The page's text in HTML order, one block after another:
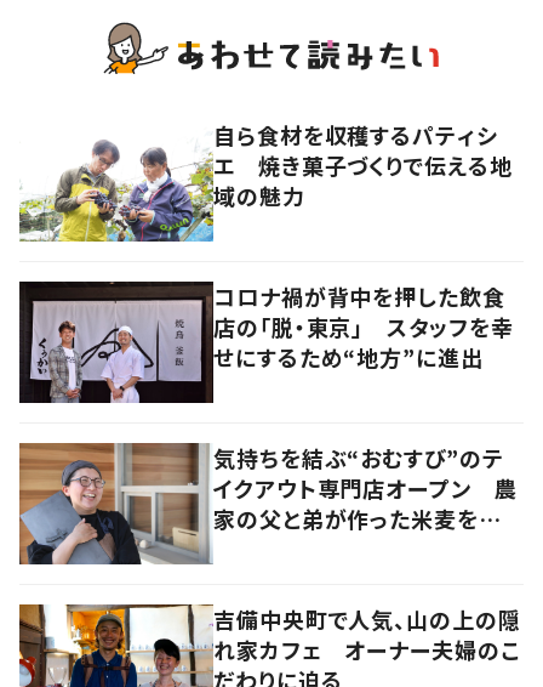
自ら食材を収穫するパティシ
エ 焼き菓子づくりで伝える地
域の魅力
コロナ禍が背中を押した飲食
店の「脱・東京」 スタッフを幸
せにするため“地方”に進出
気持ちを結ぶ“おむすび”のテ
イクアウト専門店オープン 農
家の父と弟が作った米麦を使
吉備中央町で人気、山の上の隠
れ家カフェ オーナー夫婦のこ
だわりに迫る